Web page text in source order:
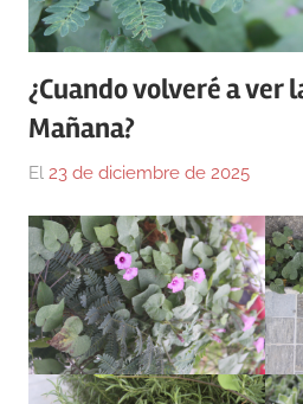
¿Cuando volveré a ver
Mañana?
El 23 de diciembre de 2025
poesía